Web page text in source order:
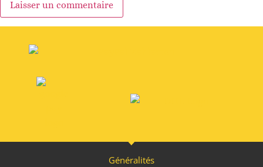
Généralités